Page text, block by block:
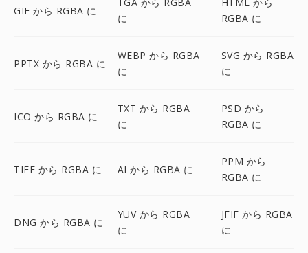
GIF から RGBA に
に
RGBA に
PPTX から RGBA に
WEBP から RGBA
に
SVG から RGBA
に
ICO から RGBA に
TXT から RGBA
に
PSD から
RGBA に
TIFF から RGBA に AI から RGBA に
PPM から
RGBA に
DNG から RGBA に
YUV から RGBA
に
JFIF から RGBA
に